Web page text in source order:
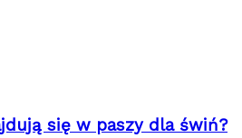
się w paszy dla świń?